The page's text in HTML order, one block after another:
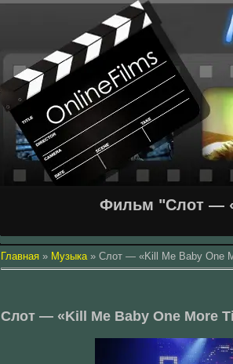
Фильм "Слот —
Главная » Музыка» Слот — «Kill Me Baby One
Слот — «Kill Me Baby One More